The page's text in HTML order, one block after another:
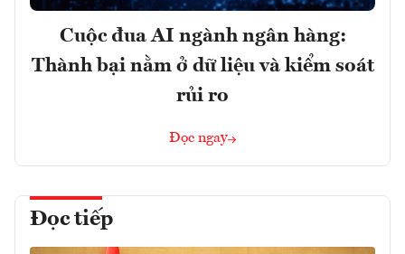
Cuộc đua AI ngành ngân hàng:
Thành bại nằm ở dữ liệu và kiểm soát
rủi ro
Đọc ngay
Đọc tiếp